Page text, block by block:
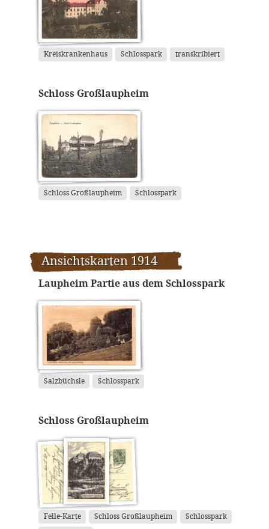
Kreiskrankenhaus Schlosspark transkribiert
Schloss Großlaupheim
Schloss Großlaupheim Schlosspark
Ansichtskarten 1914
Laupheim Partie aus dem Schlosspark
Salzbüchsle Schlosspark
Schloss Großlaupheim
Felle-Karte Schloss Großlaupheim Schlosspark